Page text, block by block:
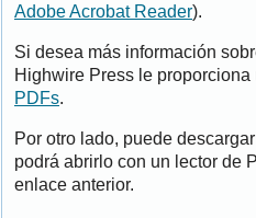
Adobe Acrobat Reader).
Si desea más información
Highwire Press le
PDFs.
Por otro lado, puede
podrá abrirlo con un lector de
enlace anterior.